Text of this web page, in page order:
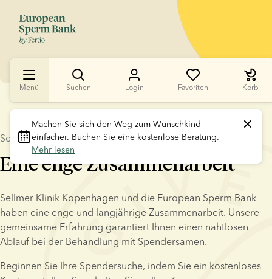
Menü Suchen Login Favoriten Korb
Machen Sie sich den Weg zum Wunschkind
Mehr lesen
Sellmer Klinik Kopenhagen + European Sperm Bank
Eine enge Zusammenarbeit
Sellmer Klinik Kopenhagen und die European Sperm Bank
haben eine enge und langjährige Zusammenarbeit. Unsere
gemeinsame Erfahrung garantiert Ihnen einen nahtlosen
Ablauf bei der Behandlung mit Spendersamen.
Beginnen Sie Ihre Spendersuche, indem Sie ein kostenloses